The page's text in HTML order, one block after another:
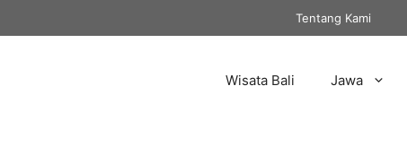
Tentang Kami
Wisata Bali Jawa